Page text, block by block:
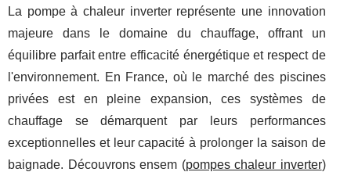
La pompe à chaleur inverter représente une innovation
majeure dans le domaine du chauffage, offrant un
équilibre parfait entre efficacité énergétique et respect de
l'environnement. En France, où le marché des piscines
privées est en pleine expansion, ces systèmes de
chauffage se démarquent par leurs performances
exceptionnelles et leur capacité à prolonger la saison de
baignade. Découvrons ensem (pompes chaleur inverter)